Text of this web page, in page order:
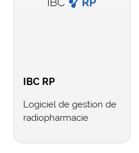
IBC RP
Logiciel de gestion de
radiopharmacie